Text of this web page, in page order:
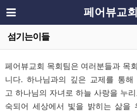
페어뷰교회
섬기는이들
페어뷰교회 목회팀은 여러분들과 목
니다. 하나님과의 깊은 교제를 통해
고 하나님의 자녀로 하늘 사랑을 누
숙되어 세상에서 빛을 밝히는 삶을